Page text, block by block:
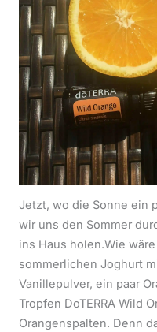
Jetzt, wo die Sonne ein
wir uns den Sommer
ins Haus holen.Wie
sommerlichen Joghurt
Vanillepulver, ein paar
Tropfen DoTERRA Wild
Orangenspalten. Denn